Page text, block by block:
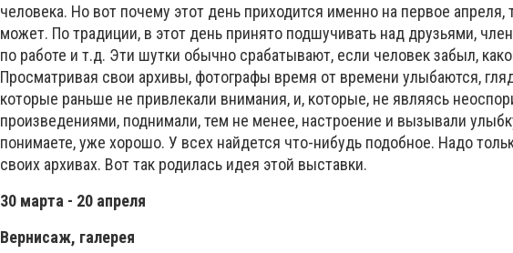
человека. Но вот почему этот день приходится именно на первое апреля,
может. По традиции, в этот день принято подшучивать над друзьями,
по работе и т.д. Эти шутки обычно срабатывают, если человек забыл,
Просматривая свои архивы, фотографы время от времени улыбаются,
которые раньше не привлекали внимания, и, которые, не являясь
произведениями, поднимали, тем не менее, настроение и вызывали
понимаете, уже хорошо. У всех найдется что-нибудь подобное. Надо
своих архивах. Вот так родилась идея этой выставки.
30 марта - 20 апреля
Вернисаж, галерея